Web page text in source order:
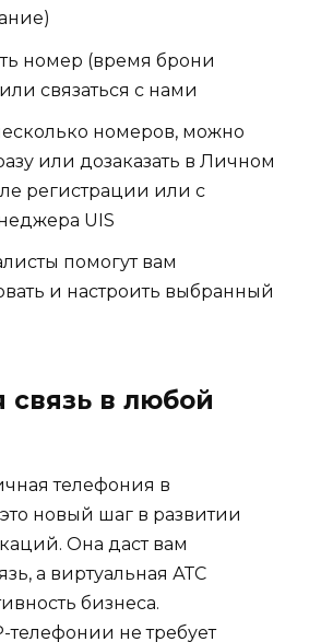
номер (время брони
связаться с нами
номеров, можно
или дозаказать в Личном
регистрации или с
UIS
помогут вам
и настроить выбранный
связь в любой
телефония в
новый шаг в развитии
Она даст вам
а виртуальная АТС
бизнеса.
не требует